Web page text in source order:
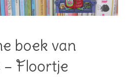
boek van
Floortje